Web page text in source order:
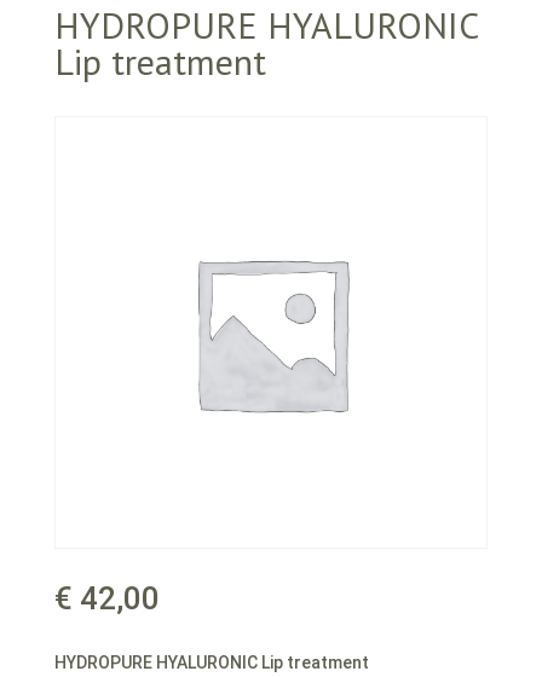
HYDROPURE HYALURONIC
Lip treatment
€ 42,00
HYDROPURE HYALURONIC Lip treatment